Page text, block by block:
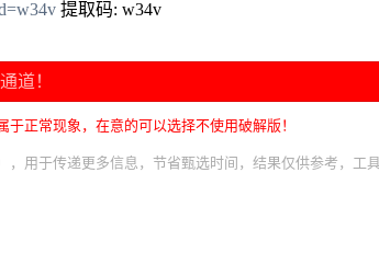
提取码: w34v
通道！
正常现象，在意的可以选择不使用破解版！
用于传递更多信息，节省甄选时间，结果仅供参考，工